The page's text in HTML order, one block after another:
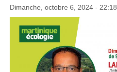
Dimanche, octobre 6, 2024 - 22:18